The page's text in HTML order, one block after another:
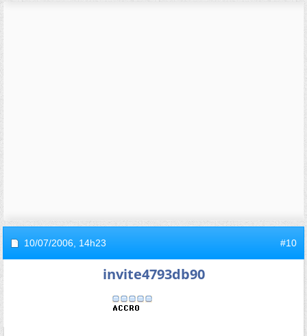
10/07/2006, 14h23 #10
invite4793db90